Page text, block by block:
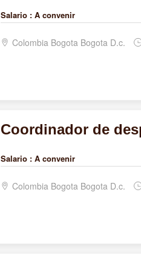
Salario : A convenir
Colombia Bogota Bogota D.c.
Coordinador de
Salario : A convenir
Colombia Bogota Bogota D.c.